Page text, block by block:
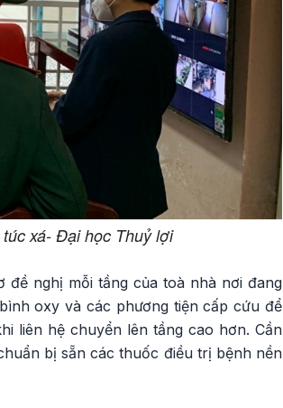
xá- Đại học Thuỷ lợi
đề nghị mỗi tầng của toà nhà nơi đang
oxy và các phương tiện cấp cứu để
liên hệ chuyển lên tầng cao hơn. Cần
bị sẵn các thuốc điều trị bệnh nền